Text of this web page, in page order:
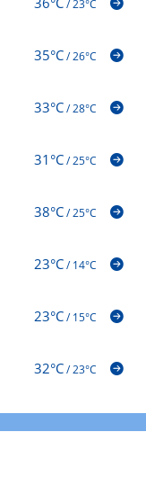
/23°C
35°C/26°C
33°C/28°C
31°C/25°C
38°C/25°C
23°C/14°C
23°C/15°C
32°C/23°C